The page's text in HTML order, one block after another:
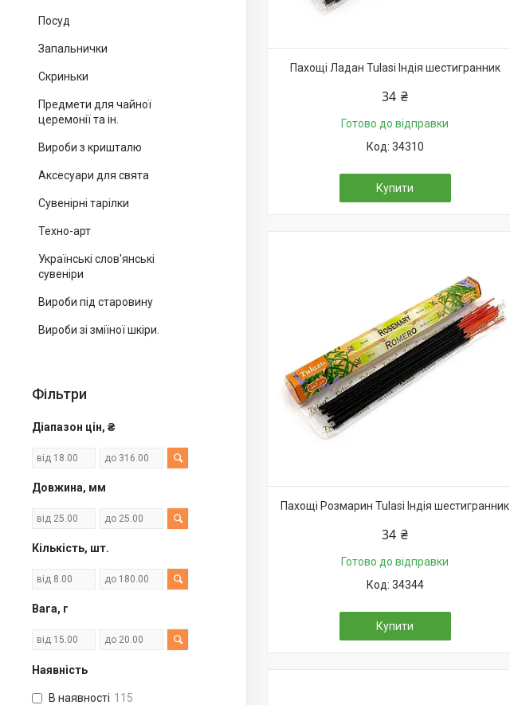
Посуд
Запальнички
Скриньки
Предмети для чайної
церемонії та ін.
Вироби з кришталю
Аксесуари для свята
Сувенірні тарілки
Техно-арт
Українські слов'янські
сувеніри
Вироби під старовину
Вироби зі зміїної шкіри.
Фільтри
Діапазон цін, ₴
Довжина, мм
Кількість, шт.
Вага, г
Наявність
В наявності 115
Пахощі Ладан Tulasi Індія шестигранник
34 ₴
Готово до відправки
34310
Купити
Пахощі Розмарин Tulasi Індія шестигранник
34 ₴
Готово до відправки
34344
Купити